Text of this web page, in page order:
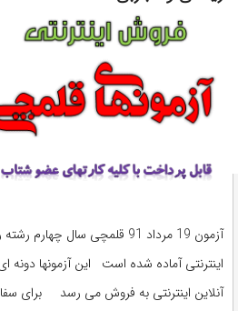
آزمون 19 مرداد 91 قلمچی سال
آنلاین اینترنتی به فروش می رسد برای